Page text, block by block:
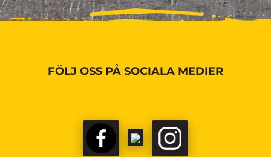
FÖLJ OSS PÅ SOCIALA MEDIER